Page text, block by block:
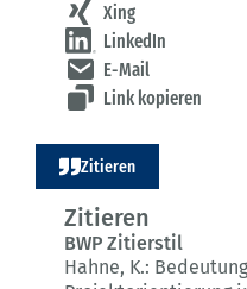
Xing
LinkedIn
E-Mail
Link kopieren
Zitieren
Zitieren
BWP Zitierstil
Hahne, K.: